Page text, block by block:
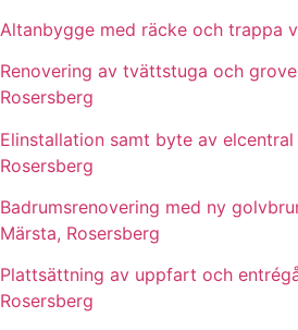
Altanbygge med räcke och trappa
Renovering av tvättstuga och
Rosersberg
Elinstallation samt byte av
Rosersberg
Badrumsrenovering med ny
Märsta, Rosersberg
Plattsättning av uppfart och
Rosersberg